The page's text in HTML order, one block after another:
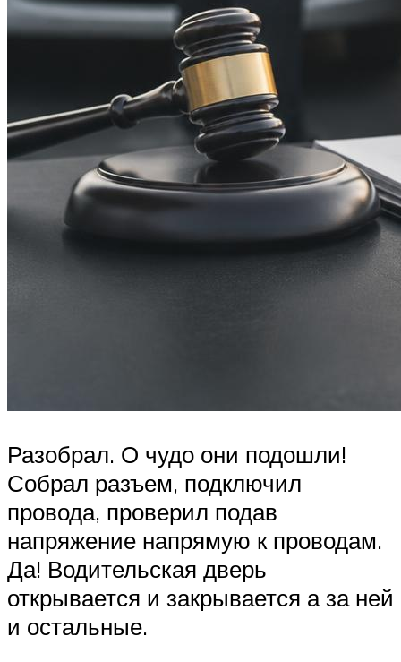
Разобрал. О чудо они подошли!
Собрал разъем, подключил
провода, проверил подав
напряжение напрямую к проводам.
Да! Водительская дверь
открывается и закрывается а за ней
и остальные.